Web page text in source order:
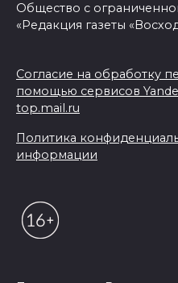
Общество с
«Редакция газеты
Согласие на обработку
помощью сервисов
top.mail.ru
Политика
информации